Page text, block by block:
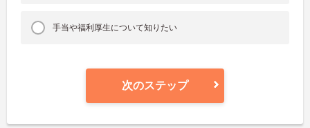
手当や福利厚生について知りたい
次のステップ